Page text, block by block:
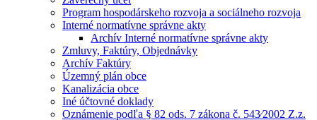
Program hospodárskeho rozvoja a sociálneho rozvoja
Interné normatívne správne akty
Archív Interné normatívne správne akty
Zmluvy, Faktúry, Objednávky
Archív Faktúry
Územný plán obce
Kanalizácia obce
Iné účtovné doklady
Oznámenie podľa § 82 ods. 7 zákona č. 543⁄2002 Z.z.